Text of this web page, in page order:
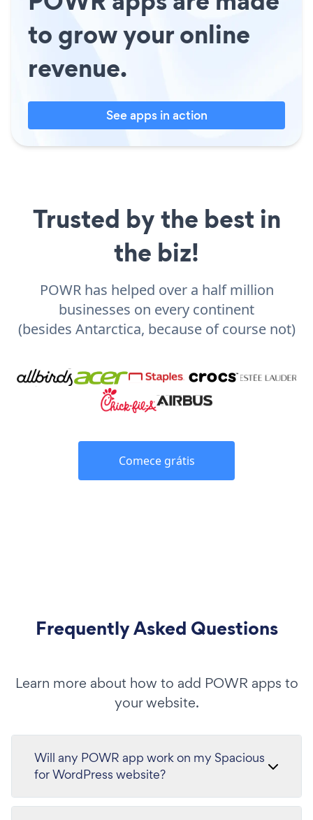
to grow your online
revenue.
See apps in action
Trusted by the best in
the biz!
POWR has helped over a half million
businesses on every continent
(besides Antarctica, because of course not)
Comece grátis
Frequently Asked Questions
Learn more about how to add POWR apps to
your website.
Will any POWR app work on my Spacious
for WordPress website?